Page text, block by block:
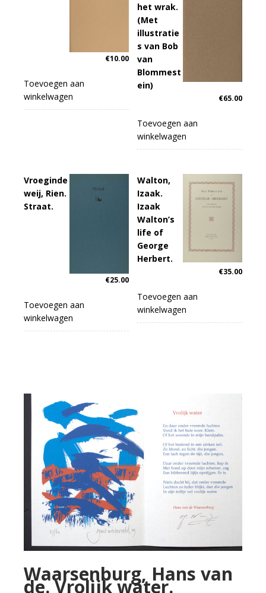
€10.00
Toevoegen aan
winkelwagen
het wrak.
(Met
illustratie
s van Bob
van
Blommest
ein)
€65.00
Toevoegen aan
winkelwagen
Vroeginde
weij, Rien.
Straat.
€25.00
Toevoegen aan
winkelwagen
Walton,
Izaak.
Izaak
Walton’s
life of
George
Herbert.
€35.00
Toevoegen aan
winkelwagen
Waarsenburg, Hans van
de. Vrolijk water.